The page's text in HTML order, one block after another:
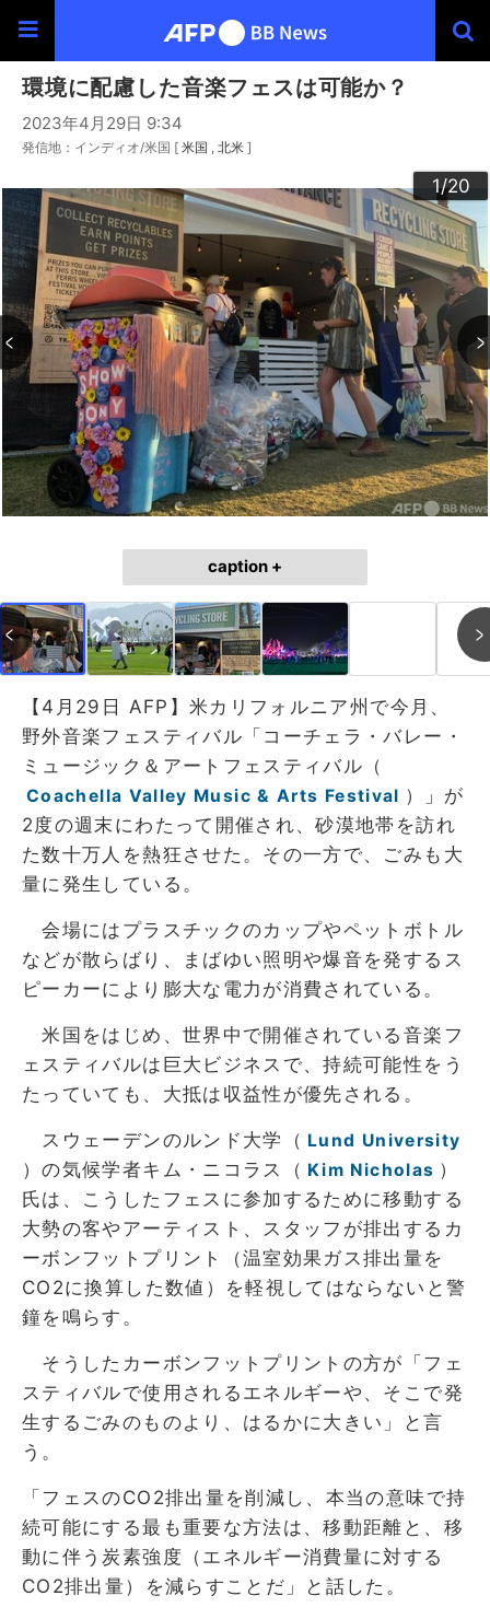
環境に配慮した音楽フェスは可能か？
2023年4月29日 9:34
発信地：インディオ/米国 [ 米国 北米 ]
1/20
2/20
3/20
4/20
5/20
6/20
7/20
8/20
9/20
10/20
11/20
12/20
13/20
14/20
15/20
16/20
17/20
18/20
19/20
20/20
caption +
【4月29日 AFP】米カリフォルニア州で今月、
野外音楽フェスティバル「コーチェラ・バレー・
ミュージック＆アートフェスティバル（
Coachella Valley Music & Arts Festival ）」が
2度の週末にわたって開催され、砂漠地帯を訪れ
た数十万人を熱狂させた。その一方で、ごみも大
量に発生している。
会場にはプラスチックのカップやペットボトル
などが散らばり、まばゆい照明や爆音を発するス
ピーカーにより膨大な電力が消費されている。
米国をはじめ、世界中で開催されている音楽フ
ェスティバルは巨大ビジネスで、持続可能性をう
たっていても、大抵は収益性が優先される。
スウェーデンのルンド大学（ Lund University
）の気候学者キム・ニコラス（ Kim Nicholas ）
氏は、こうしたフェスに参加するために移動する
大勢の客やアーティスト、スタッフが排出するカ
ーボンフットプリント（温室効果ガス排出量を
CO2に換算した数値）を軽視してはならないと警
鐘を鳴らす。
そうしたカーボンフットプリントの方が「フェ
スティバルで使用されるエネルギーや、そこで発
生するごみのものより、はるかに大きい」と言
う。
「フェスのCO2排出量を削減し、本当の意味で持
続可能にする最も重要な方法は、移動距離と、移
動に伴う炭素強度（エネルギー消費量に対する
CO2排出量）を減らすことだ」と話した。